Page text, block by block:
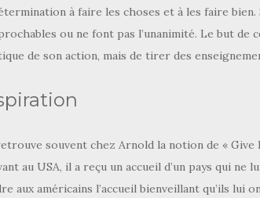
à faire les choses et à les faire
ou ne font pas l’unanimité. Le but de
de son action, mais de tirer des
souvent chez Arnold la notion de « Give
au USA, il a reçu un accueil d’un pays qui
aux américains l’accueil bienveillant qu’ils lui